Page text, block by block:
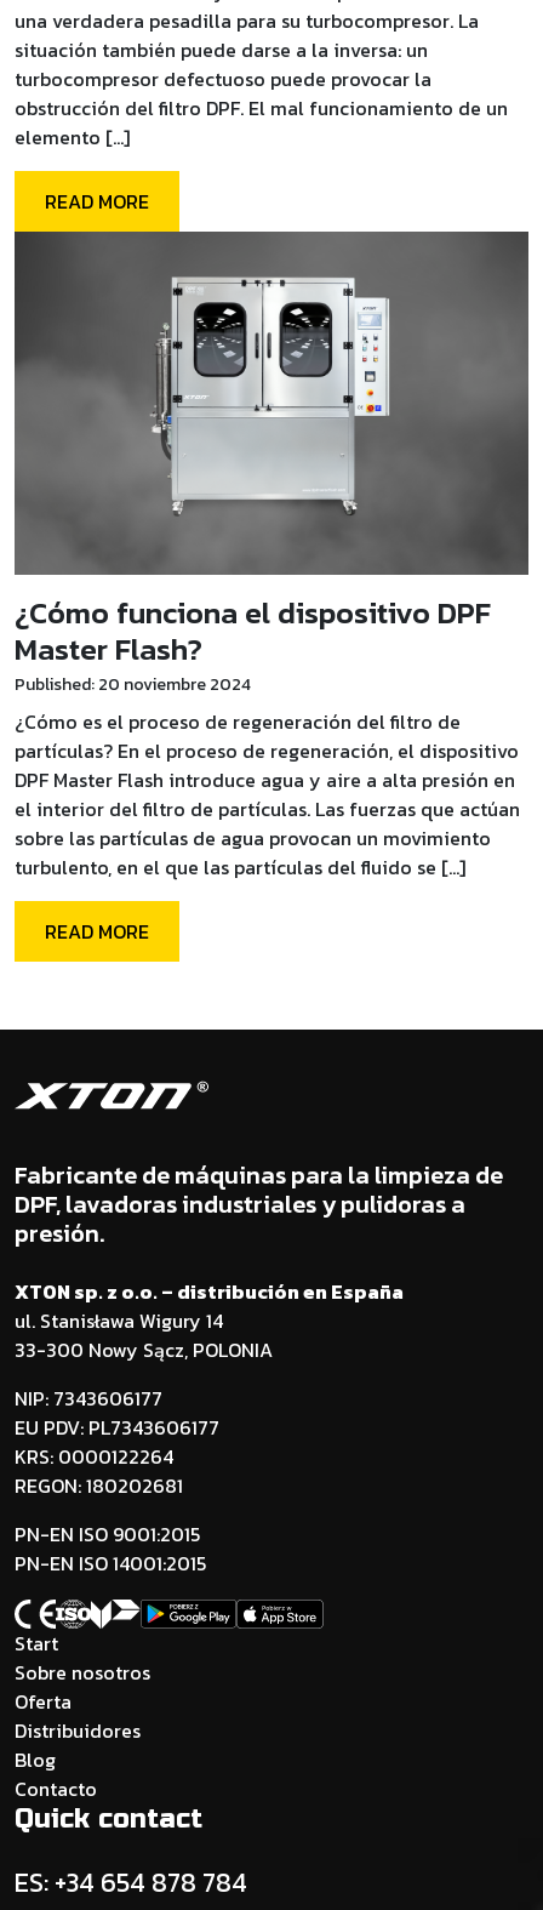
una verdadera pesadilla para su turbocompresor. La
situación también puede darse a la inversa: un
turbocompresor defectuoso puede provocar la
obstrucción del filtro DPF. El mal funcionamiento de un
elemento […]
READ MORE
¿Cómo funciona el dispositivo DPF
Master Flash?
Published: 20 noviembre 2024
¿Cómo es el proceso de regeneración del filtro de
partículas? En el proceso de regeneración, el dispositivo
DPF Master Flash introduce agua y aire a alta presión en
el interior del filtro de partículas. Las fuerzas que actúan
sobre las partículas de agua provocan un movimiento
turbulento, en el que las partículas del fluido se […]
READ MORE
Fabricante de máquinas para la limpieza de
DPF, lavadoras industriales y pulidoras a
presión.
XTON sp. z o.o. – distribución en España
ul. Stanisława Wigury 14
33-300 Nowy Sącz, POLONIA
NIP: 7343606177
EU PDV: PL7343606177
KRS: 0000122264
REGON: 180202681
PN-EN ISO 9001:2015
PN-EN ISO 14001:2015
Start
Sobre nosotros
Oferta
Distribuidores
Blog
Contacto
Quick contact
ES: +34 654 878 784